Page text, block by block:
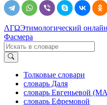
ΛΓΩЭтимологический
Фасмера
Толковые словари
словарь Даля
словарь Евгеньевой
словарь Ефремовой